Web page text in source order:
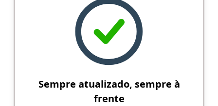
Sempre atualizado, sempre à
frente